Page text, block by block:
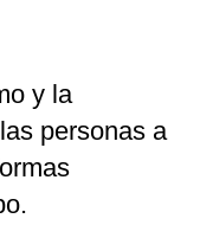
y la
personas a